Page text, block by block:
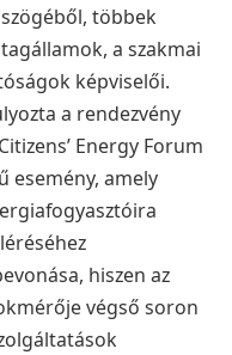
többek
a szakmai
képviselői.
a rendezvény
Energy Forum
esemény, amely
hiszen az
végső soron